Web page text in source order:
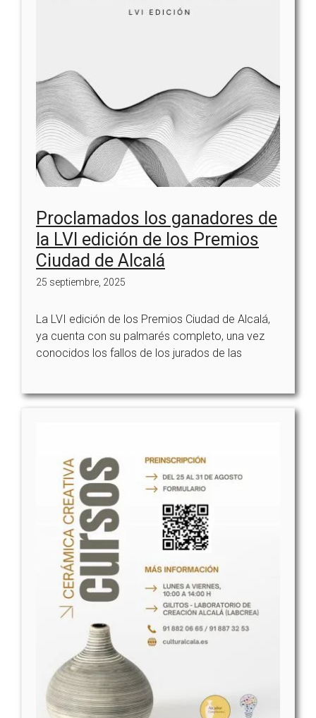
Proclamados los ganadores de
la LVI edición de los Premios
Ciudad de Alcalá
25 septiembre, 2025
La LVI edición de los Premios Ciudad de Alcalá,
ya cuenta con su palmarés completo, una vez
conocidos los fallos de los jurados de las